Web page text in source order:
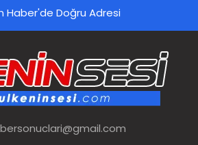
Haber'de Doğru Adresi